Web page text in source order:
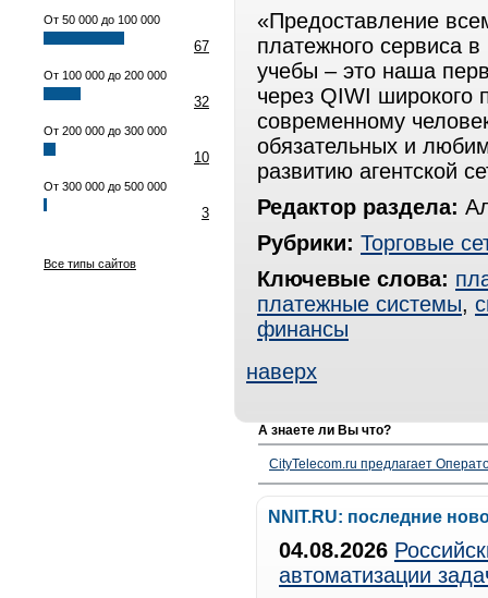
От 50 000 до 100 000
67
От 100 000 до 200 000
32
От 200 000 до 300 000
10
От 300 000 до 500 000
3
Все типы сайтов
«Предоставление
платежного сервиса
учебы – это наша
через QIWI широкого
современному
обязательных и
развитию агентской
Редактор раздела:
Рубрики: Торговые
Ключевые слова:
платежные системы,
финансы
наверх
А знаете ли Вы что?
CityTelecom.ru предлагает
NNIT.RU: последние
04.08.2026
автоматизации